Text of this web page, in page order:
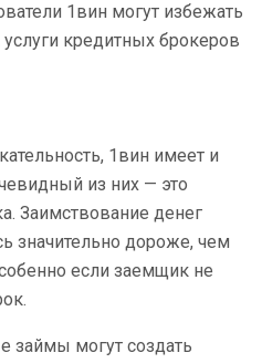
1вин могут избежать
кредитных брокеров
1вин имеет и
из них — это
Заимствование денег
значительно дороже, чем
если заемщик не
займы могут создать